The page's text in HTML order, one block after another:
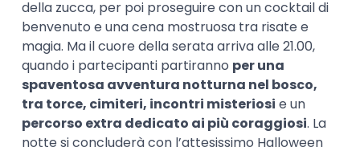
della zucca, per poi proseguire con un cocktail di
benvenuto e una cena mostruosa tra risate e
magia. Ma il cuore della serata arriva alle 21.00,
quando i partecipanti partiranno per una
spaventosa avventura notturna nel bosco,
tra torce, cimiteri, incontri misteriosi e un
percorso extra dedicato ai più coraggiosi. La
notte si concluderà con l’attesissimo Halloween